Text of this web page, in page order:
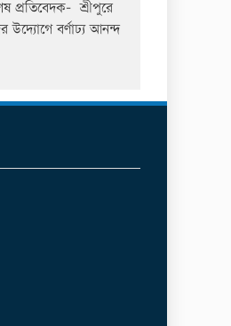
প্রতিবেদক- শ্রীপুরে
উদ্যোগে বর্ণাঢ্য আনন্দ